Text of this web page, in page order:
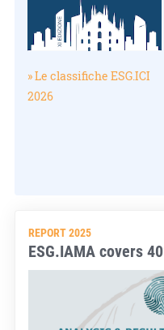
» Le classifiche ESG.ICI
2026
REPORT 2025
ESG.IAMA covers